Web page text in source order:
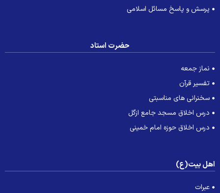
پرسش و پاسخ مسائل اسلامی
حضرت استاد
نماز جمعه
تفسیر قرآن
سخنرانی های مناسبتی
درس اخلاق مسجد جامع ازگل
درس اخلاق حوزه امام خمینی
بیت(ع)
عبرات